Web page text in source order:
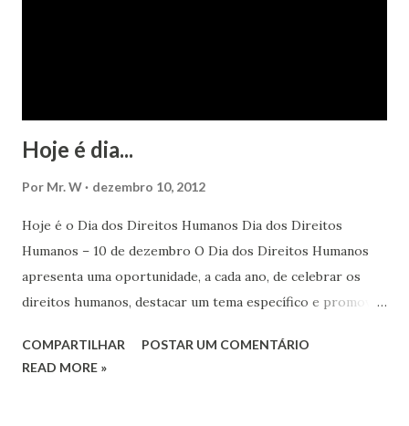
Hoje é dia...
Por Mr. W dezembro 10, 2012
Hoje é o Dia dos Direitos Humanos Dia dos Direitos
Humanos – 10 de dezembro O Dia dos Direitos Humanos
apresenta uma oportunidade, a cada ano, de celebrar os
direitos humanos, destacar um tema específico e promover
em todos os lugares. Este ano, o foco é sobre os direitos
COMPARTILHAR
POSTAR UM COMENTÁRIO
READ MORE »